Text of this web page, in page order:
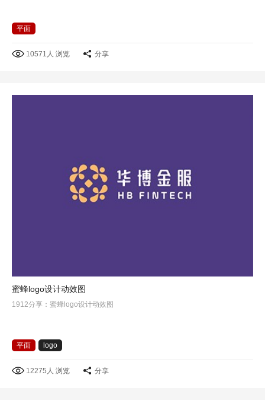
平面
10571人 浏览 分享
蜜蜂logo设计动效图
1912分享：蜜蜂logo设计动效图
平面 logo
12275人 浏览 分享